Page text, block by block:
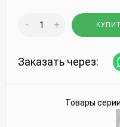
- +
Заказать через:
Товары серии